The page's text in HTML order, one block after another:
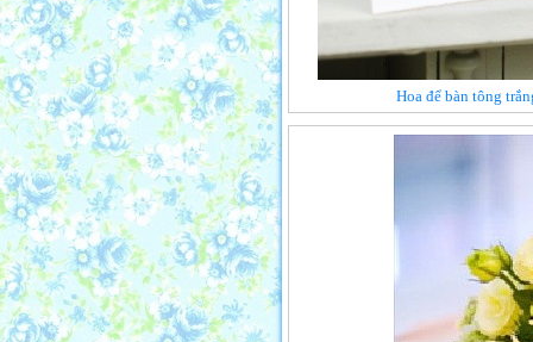
Hoa để bàn tông